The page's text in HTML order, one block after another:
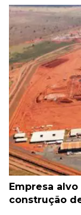
Empresa
construção